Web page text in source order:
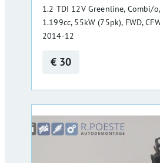
1.2 TDI 12V Greenline, Combi/
1.199cc, 55kW (75pk), FWD,
2014-12
€ 30